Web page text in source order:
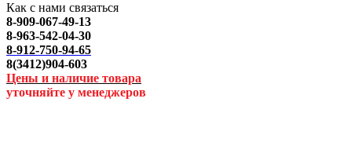
Как с нами связаться
8-909-067-49-13
8-963-542-04-30
8-912-750-94-65
8(3412)904-603
Цены и наличие товара
уточняйте у менеджеров